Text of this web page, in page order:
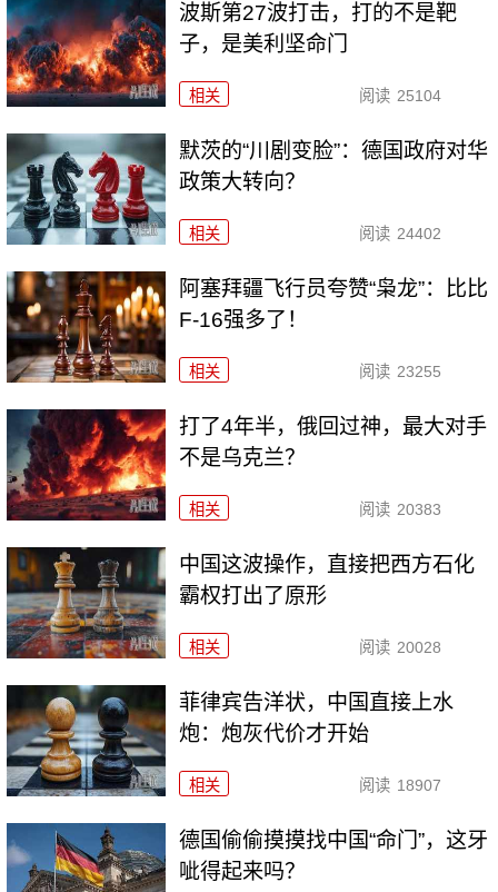
波斯第27波打击，打的不是靶
子，是美利坚命门
相关 阅读 25104
默茨的“川剧变脸”：德国政府对华
政策大转向？
相关 阅读 24402
阿塞拜疆飞行员夸赞“枭龙”：比比
F-16强多了！
相关 阅读 23255
打了4年半，俄回过神，最大对手
不是乌克兰？
相关 阅读 20383
中国这波操作，直接把西方石化
霸权打出了原形
相关 阅读 20028
菲律宾告洋状，中国直接上水
炮：炮灰代价才开始
相关 阅读 18907
德国偷偷摸摸找中国“命门”，这牙
呲得起来吗？